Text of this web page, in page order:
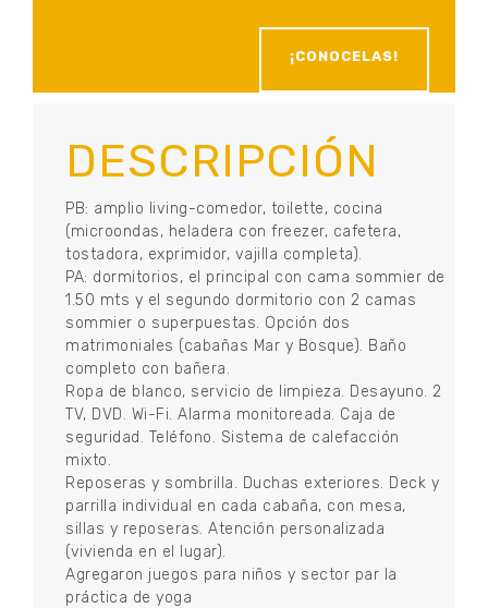
¡CONOCELAS!
DESCRIPCIÓN
PB: amplio living-comedor, toilette, cocina
(microondas, heladera con freezer, cafetera,
tostadora, exprimidor, vajilla completa).
PA: dormitorios, el principal con cama sommier de
1.50 mts y el segundo dormitorio con 2 camas
sommier o superpuestas. Opción dos
matrimoniales (cabañas Mar y Bosque). Baño
completo con bañera.
Ropa de blanco, servicio de limpieza. Desayuno. 2
TV, DVD. Wi-Fi. Alarma monitoreada. Caja de
seguridad. Teléfono. Sistema de calefacción
mixto.
Reposeras y sombrilla. Duchas exteriores. Deck y
parrilla individual en cada cabaña, con mesa,
sillas y reposeras. Atención personalizada
(vivienda en el lugar).
Agregaron juegos para niños y sector par la
práctica de yoga